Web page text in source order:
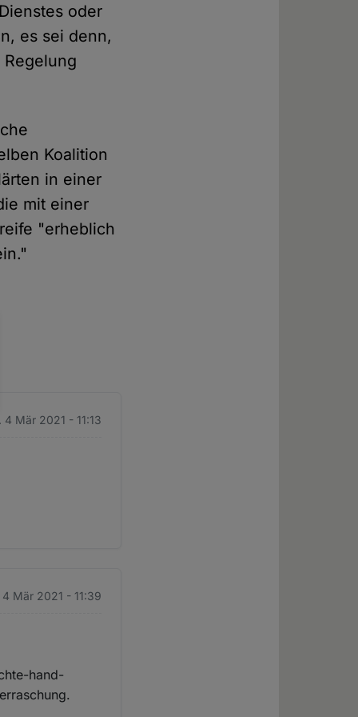
oder
es sei denn,
Koalition
in einer
mit einer
"erheblich
4 Mär 2021 - 11:13
4 Mär 2021 - 11:39
hand-